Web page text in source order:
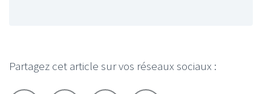
Partagez cet article sur vos réseaux sociaux :